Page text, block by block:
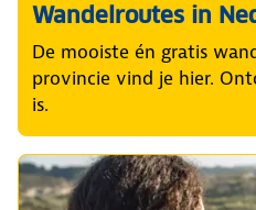
Wandelroutes in
De mooiste én gratis
provincie vind je hier.
is.